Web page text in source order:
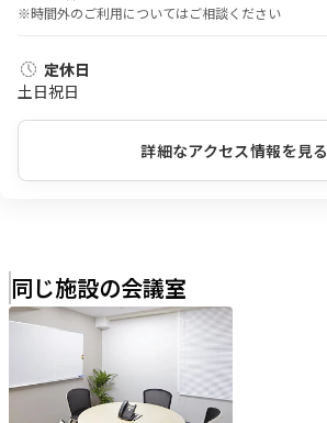
※時間外のご利用についてはご相談ください
定休日
土日祝日
詳細なアクセス情報を見る
同じ施設の会議室